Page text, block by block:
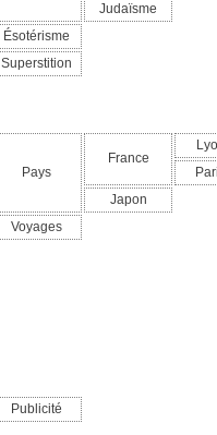
Judaïsme
Ésotérisme
Superstition
Pays
France
Japon
Voyages
Publicité